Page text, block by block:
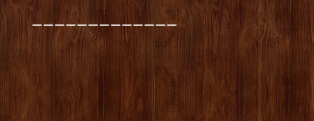
ーーーーーーーーーーーーー